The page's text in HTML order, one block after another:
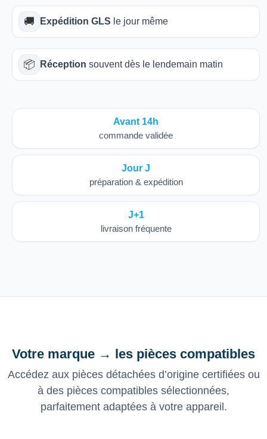
🚚 Expédition GLS le jour même
📦 Réception souvent dès le lendemain matin
Avant 14h
commande validée
Jour J
préparation & expédition
J+1
livraison fréquente
Votre marque → les pièces compatibles
Accédez aux pièces détachées d’origine certifiées ou
à des pièces compatibles sélectionnées,
parfaitement adaptées à votre appareil.